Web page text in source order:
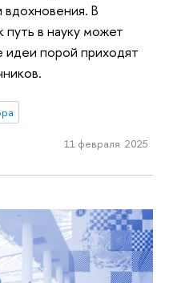
В
путь в науку может
идеи порой приходят
11 февраля 2025